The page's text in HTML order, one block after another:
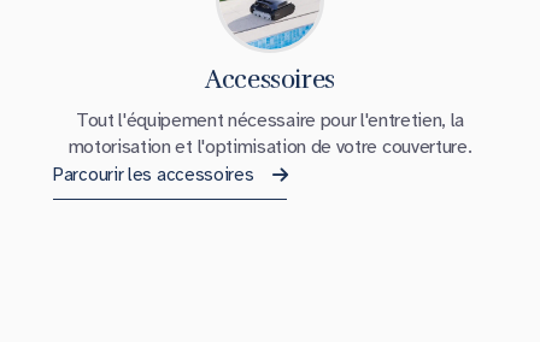
Accessoires
Tout l'équipement nécessaire pour l'entretien, la
motorisation et l'optimisation de votre couverture.
Parcourir les accessoires